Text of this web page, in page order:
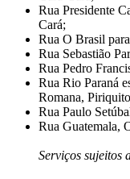
Rua Presidente
Cará;
Rua O Brasil
Rua Sebastião
Rua Pedro
Rua Rio Paraná
Romana,
Rua Paulo
Rua Guatemala,
Serviços sujeitos